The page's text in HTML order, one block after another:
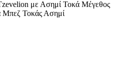
με Ασημί Τοκά Μέγεθος
Μπεζ Τοκάς Ασημί